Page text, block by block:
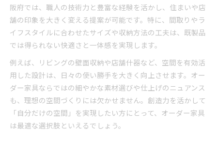
大阪府で叶える唯一無二のオーダー家具体験
大阪府で体験する創造力満点のオーダー家具
オーダー家具で実感する大阪府の職人技術
創造力が輝く大阪府のオーダー家具体験談
大阪府で理想を形にするオーダー家具の魅力
オーダー家具×創造力で叶う特別な空間作り
個性が映える空間へ導くオーダー家具の魅力とは
オーダー家具で個性と創造力を空間に表現
阪府では、職人の技術力と豊富な経験を活かし、住まいや店
舗の印象を大きく変える提案が可能です。特に、間取りやラ
イフスタイルに合わせたサイズや収納方法の工夫は、既製品
では得られない快適さと一体感を実現します。
例えば、リビングの壁面収納や店舗什器など、空間を有効活
用した設計は、日々の使い勝手を大きく向上させます。オー
ダー家具ならではの細やかな素材選びや仕上げのニュアンス
も、理想の空間づくりには欠かせません。創造力を活かして
「自分だけの空間」を実現したい方にとって、オーダー家具
は最適な選択肢といえるでしょう。